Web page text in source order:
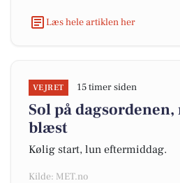
Læs hele artiklen her
VEJRET 15 timer siden
Sol på
blæst
Kølig start, lun eftermiddag.
Kilde: MET.no